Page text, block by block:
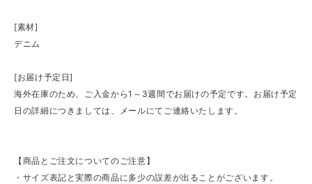
[素材]
デニム
[お届け予定日]
海外在庫のため、ご入金から1～3週間でお届けの予定です。お届け予定
日の詳細につきましては、メールにてご連絡いたします。
【商品とご注文についてのご注意】
・サイズ表記と実際の商品に多少の誤差が出ることがございます。